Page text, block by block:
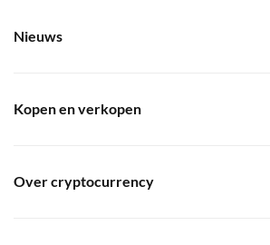
Nieuws
Kopen en verkopen
Over cryptocurrency